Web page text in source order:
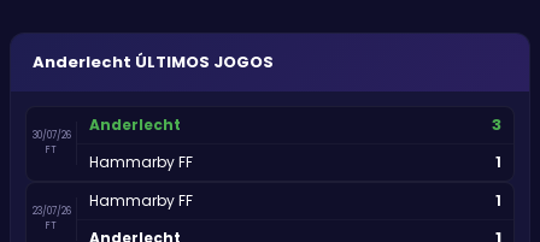
Anderlecht ÚLTIMOS JOGOS
30/07/26
FT
Anderlecht 3
Hammarby FF 1
23/07/26
FT
Hammarby FF 1
Anderlecht 1